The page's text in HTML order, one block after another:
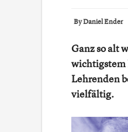
ByDaniel Ender
Ganz so alt
wichtigstem
Lehrenden
vielfältig.